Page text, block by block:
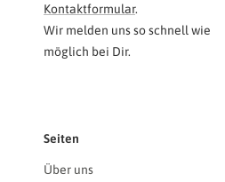
Kontaktformular.
Wir melden uns so schnell wie
möglich bei Dir.
Seiten
Über uns